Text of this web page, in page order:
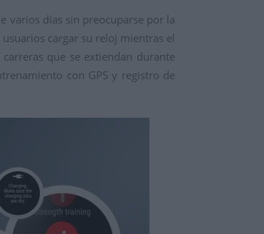
varios días sin preocuparse por la
cargar su reloj mientras el
que se extiendan durante
con GPS y registro de